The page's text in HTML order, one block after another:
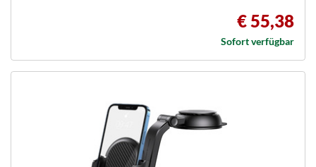
€ 55,38
Sofort verfügbar